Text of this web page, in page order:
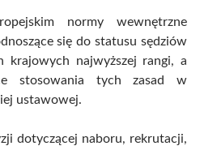
normy wewnętrzne
się do statusu sędziów
najwyższej rangi, a
stosowania tych zasad w
ustawowej.
dotyczącej naboru, rekrutacji,